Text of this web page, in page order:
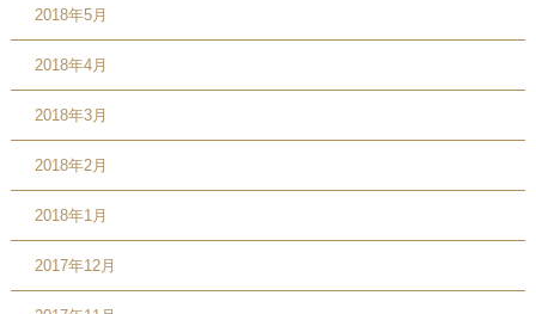
2018年5月
2018年4月
2018年3月
2018年2月
2018年1月
2017年12月